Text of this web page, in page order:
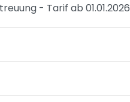
- Tarif ab 01.01.2026